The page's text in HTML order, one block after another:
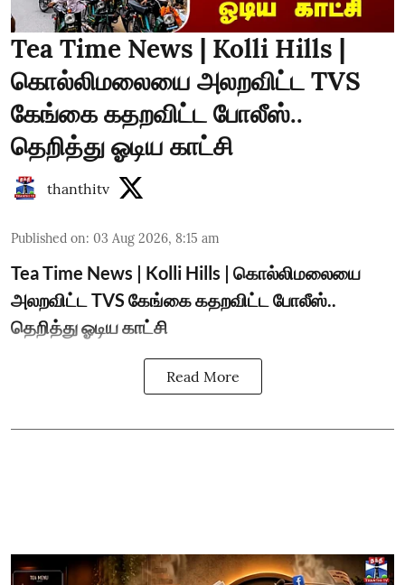
Tea Time News | Kolli Hills |
கொல்லிமலையை அலறவிட்ட TVS
கேங்கை கதறவிட்ட போலீஸ்..
தெறித்து ஓடிய காட்சி
thanthitv
Published on: 03 Aug 2026, 8:15 am
Tea Time News | Kolli Hills | கொல்லிமலையை
அலறவிட்ட TVS கேங்கை கதறவிட்ட போலீஸ்..
தெறித்து ஓடிய காட்சி
Read More